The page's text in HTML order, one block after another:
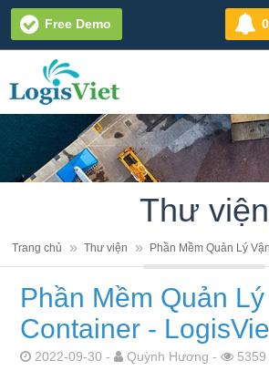
Free Demo
Thư viện
Trang chủ Thư viện Phần Mềm Quản Lý
Phần Mềm Quản
Container -
2022-09-30 - Quỳnh Hương - 5359